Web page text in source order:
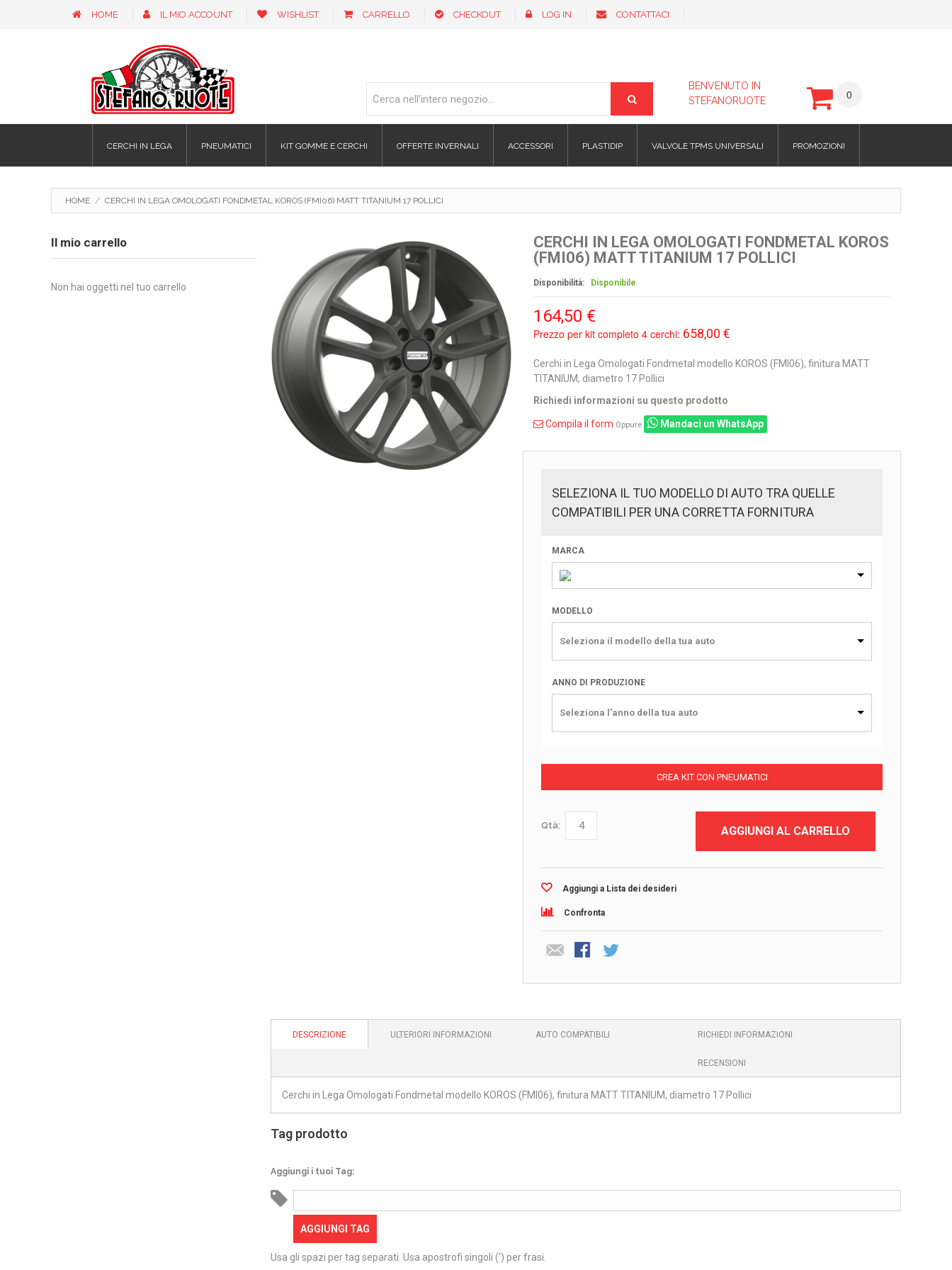
HOME IL MIO ACCOUNT WISHLIST CARRELLO CHECKOUT LOG IN CONTATTACI
BENVENUTO IN
STEFANORUOTE
0
CERCHI IN LEGA PNEUMATICI KIT GOMME E CERCHI OFFERTE INVERNALI ACCESSORI PLASTIDIP VALVOLE TPMS UNIVERSALI PROMOZIONI
HOME / CERCHI IN LEGA OMOLOGATI FONDMETAL KOROS (FMI06) MATT TITANIUM 17 POLLICI
CERCHI IN LEGA OMOLOGATI FONDMETAL KOROS
(FMI06) MATT TITANIUM 17 POLLICI
Disponibilità: Disponibile
164,50 €
Prezzo per kit completo 4 cerchi: 658,00 €
Cerchi in Lega Omologati Fondmetal modello KOROS (FMI06), finitura MATT
TITANIUM, diametro 17 Pollici
Richiedi informazioni su questo prodotto
Compila il form Oppure Mandaci un WhatsApp
SELEZIONA IL TUO MODELLO DI AUTO TRA QUELLE
COMPATIBILI PER UNA CORRETTA FORNITURA
MARCA
MODELLO
Seleziona il modello della tua auto
ANNO DI PRODUZIONE
Seleziona l'anno della tua auto
CREA KIT CON PNEUMATICI
Qtà: AGGIUNGI AL CARRELLO
Aggiungi a Lista dei desideri
Confronta
DESCRIZIONE ULTERIORI INFORMAZIONI AUTO COMPATIBILI RICHIEDI INFORMAZIONI
RECENSIONI
Cerchi in Lega Omologati Fondmetal modello KOROS (FMI06), finitura MATT TITANIUM, diametro 17 Pollici
Tag prodotto
Aggiungi i tuoi Tag:
AGGIUNGI TAG
Usa gli spazi per tag separati. Usa apostrofi singoli (') per frasi.
Il mio carrello
Non hai oggetti nel tuo carrello